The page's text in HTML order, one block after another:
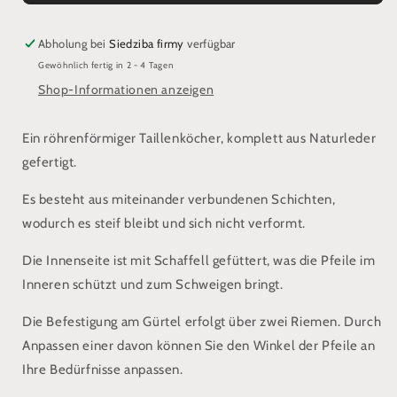
Abholung beiSiedziba firmy verfügbar
Gewöhnlich fertig in 2 - 4 Tagen
Shop-Informationen anzeigen
Ein röhrenförmiger Taillenköcher, komplett aus Naturleder
gefertigt.
Es besteht aus miteinander verbundenen Schichten,
wodurch es steif bleibt und sich nicht verformt.
Die Innenseite ist mit Schaffell gefüttert, was die Pfeile im
Inneren schützt und zum Schweigen bringt.
Die Befestigung am Gürtel erfolgt über zwei Riemen. Durch
Anpassen einer davon können Sie den Winkel der Pfeile an
Ihre Bedürfnisse anpassen.